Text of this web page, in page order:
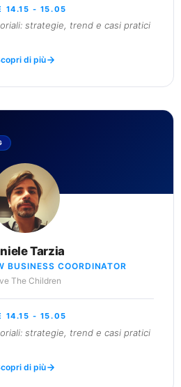
14.15 - 15.05
strategie, trend e casi pratici
di più
Tarzia
BUSINESS COORDINATOR
The Children
14.15 - 15.05
strategie, trend e casi pratici
di più